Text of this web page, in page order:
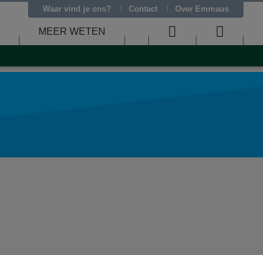
Waar vind je ons? Contact Over Emmaus
MEER WETEN
User
menu
menu